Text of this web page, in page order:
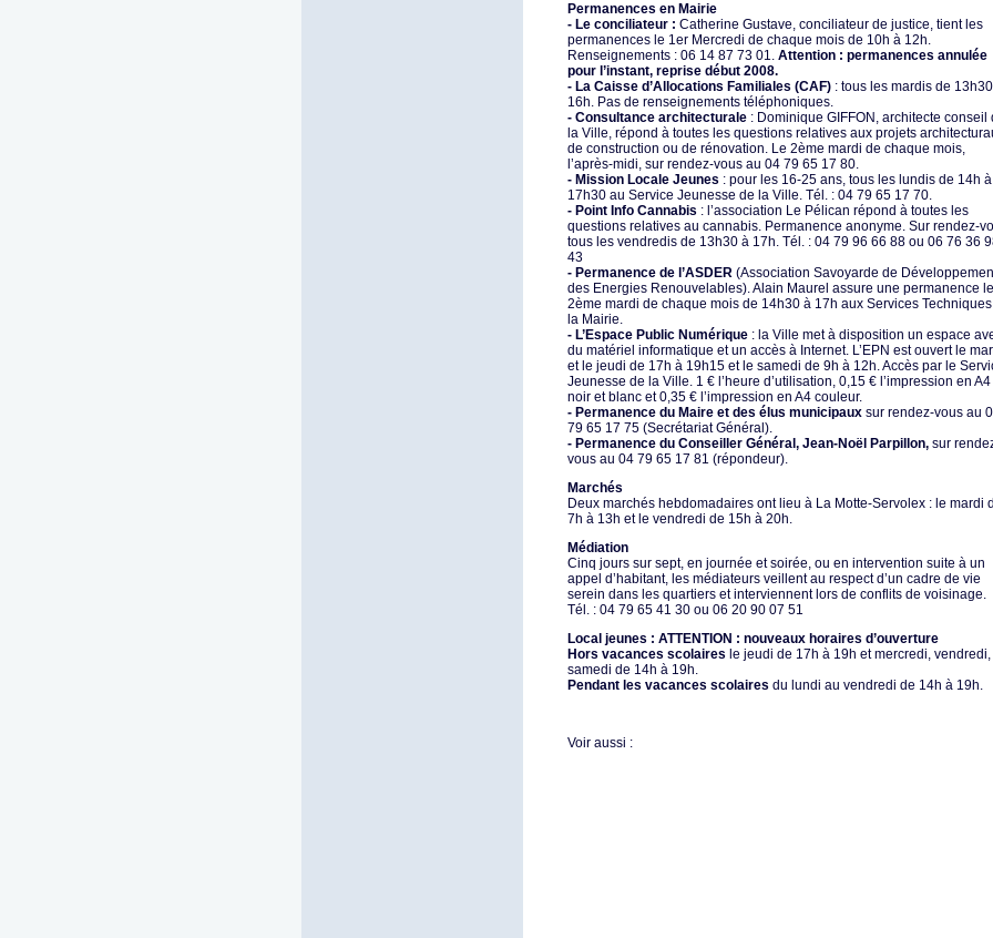
Permanences en Mairie
- Le conciliateur : Catherine Gustave, conciliateur de justice, tient les
permanences le 1er Mercredi de chaque mois de 10h à 12h.
Renseignements : 06 14 87 73 01. Attention : permanences annulée
pour l’instant, reprise début 2008.
- La Caisse d’Allocations Familiales (CAF) : tous les mardis de
16h. Pas de renseignements téléphoniques.
- Consultance architecturale : Dominique GIFFON, architecte conseil
la Ville, répond à toutes les questions relatives aux projets
de construction ou de rénovation. Le 2ème mardi de chaque mois,
l’après-midi, sur rendez-vous au 04 79 65 17 80.
- Mission Locale Jeunes : pour les 16-25 ans, tous les lundis de 14h à
17h30 au Service Jeunesse de la Ville. Tél. : 04 79 65 17 70.
- Point Info Cannabis : l’association Le Pélican répond à toutes les
questions relatives au cannabis. Permanence anonyme. Sur rendez-
tous les vendredis de 13h30 à 17h. Tél. : 04 79 96 66 88 ou 06 76 36
43
- Permanence de l’ASDER (Association Savoyarde de
des Energies Renouvelables). Alain Maurel assure une permanence le
2ème mardi de chaque mois de 14h30 à 17h aux Services
la Mairie.
- L’Espace Public Numérique : la Ville met à disposition un espace
du matériel informatique et un accès à Internet. L’EPN est ouvert le
et le jeudi de 17h à 19h15 et le samedi de 9h à 12h. Accès par le
Jeunesse de la Ville. 1 € l’heure d’utilisation, 0,15 € l’impression en A4
noir et blanc et 0,35 € l’impression en A4 couleur.
- Permanence du Maire et des élus municipaux sur rendez-vous au
79 65 17 75 (Secrétariat Général).
- Permanence du Conseiller Général, Jean-Noël Parpillon, sur
vous au 04 79 65 17 81 (répondeur).
Marchés
Deux marchés hebdomadaires ont lieu à La Motte-Servolex : le mardi
7h à 13h et le vendredi de 15h à 20h.
Médiation
Cinq jours sur sept, en journée et soirée, ou en intervention suite à un
appel d’habitant, les médiateurs veillent au respect d’un cadre de vie
serein dans les quartiers et interviennent lors de conflits de voisinage.
Tél. : 04 79 65 41 30 ou 06 20 90 07 51
Local jeunes : ATTENTION : nouveaux horaires d’ouverture
Hors vacances scolaires le jeudi de 17h à 19h et mercredi, vendredi,
samedi de 14h à 19h.
Pendant les vacances scolaires du lundi au vendredi de 14h à 19h.
Voir aussi :